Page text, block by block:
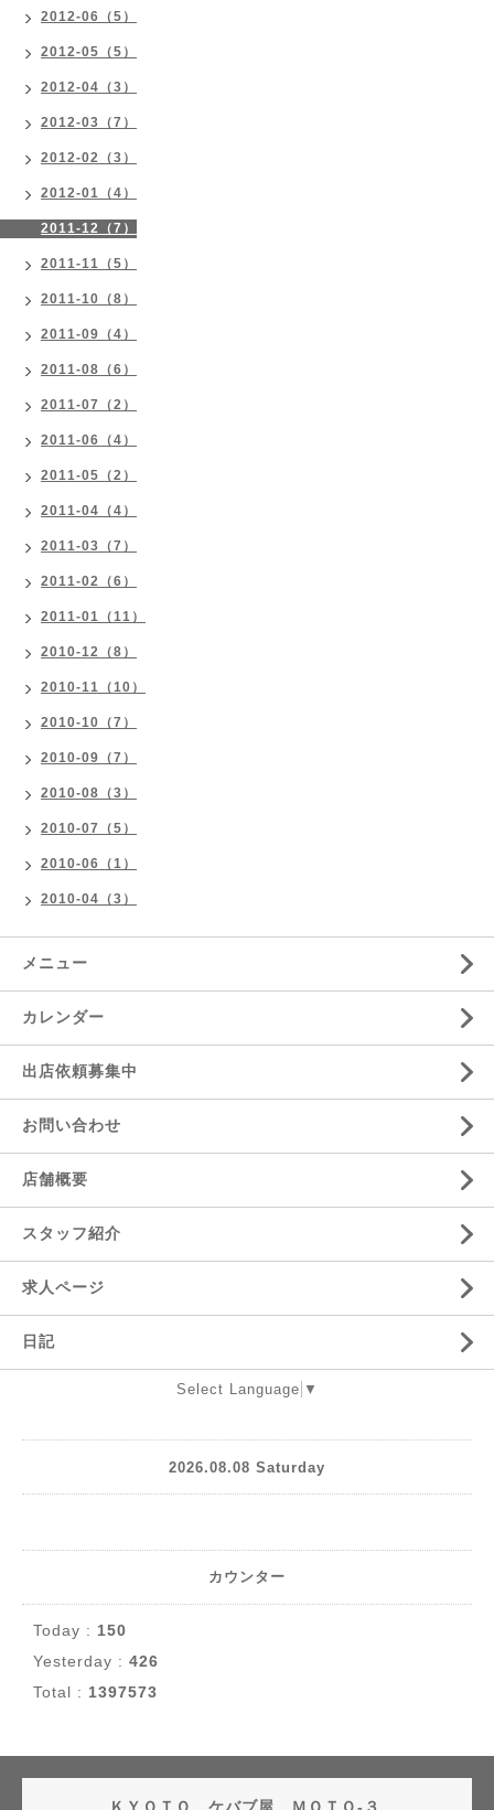
2012-06（5）
2012-05（5）
2012-04（3）
2012-03（7）
2012-02（3）
2012-01（4）
2011-12（7）
2011-11（5）
2011-10（8）
2011-09（4）
2011-08（6）
2011-07（2）
2011-06（4）
2011-05（2）
2011-04（4）
2011-03（7）
2011-02（6）
2011-01（11）
2010-12（8）
2010-11（10）
2010-10（7）
2010-09（7）
2010-08（3）
2010-07（5）
2010-06（1）
2010-04（3）
メニュー
カレンダー
出店依頼募集中
お問い合わせ
店舗概要
スタッフ紹介
求人ページ
日記
Select Language ▼
2026.08.08 Saturday
カウンター
Today : 150
Yesterday : 426
Total : 1397573